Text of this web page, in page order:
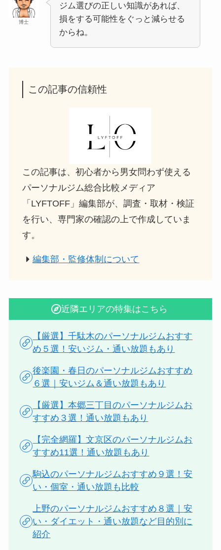
博士
ジム選びの正しい知識があれば、
損をする可能性をぐっと減らせる
からね。
この記事の信頼性
この記事は、初心者から男女問わず使える
パーソナルジム総合比較メディア
「LYFTOFF」編集部が、調査・取材・検証
を行い、専門家の確認の上で作成していま
す。
編集部・監修体制について
近隣エリアの特集はこちら
【厳選】千駄木のパーソナルジムおすす
め５選！安いジム・通い放題もあり
後楽園・春日のパーソナルジムおすすめ
６選｜安いジム＆通い放題もあり
【厳選】本郷三丁目のパーソナルジムお
すすめ３選！通い放題もあり
【完全網羅】文京区のパーソナルジムお
すすめ11選！通い放題もあり
駒込のパーソナルジムおすすめ９選！安
い・個室・通い放題も比較
上野のパーソナルジムおすすめ８選｜安
い・ダイエット・通い放題など目的別に
紹介